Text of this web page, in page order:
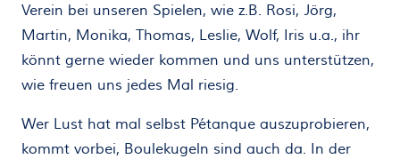
Verein bei unseren Spielen, wie z.B. Rosi, Jörg,
Martin, Monika, Thomas, Leslie, Wolf, Iris u.a., ihr
könnt gerne wieder kommen und uns unterstützen,
wie freuen uns jedes Mal riesig.
Wer Lust hat mal selbst Pétanque auszuprobieren,
kommt vorbei, Boulekugeln sind auch da. In der